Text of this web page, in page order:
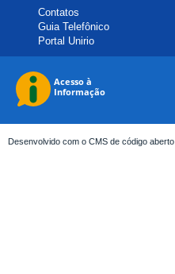
Contatos
Guia Telefônico
Portal Unirio
Desenvolvido com o CMS de código aberto